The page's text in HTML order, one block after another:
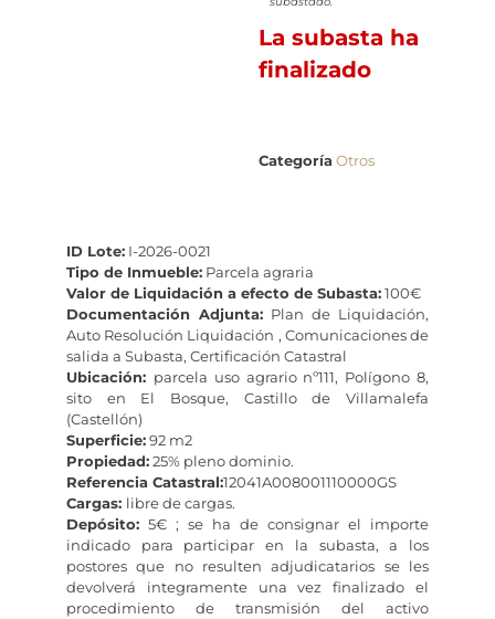
La subasta ha
finalizado
CategoríaOtros
ID Lote: I-2026-0021
Tipo de Inmueble: Parcela agraria
Valor de Liquidación a efecto de Subasta:100€
Documentación Adjunta: Plan de Liquidación,
Auto Resolución Liquidación , Comunicaciones de
salida a Subasta, Certificación Catastral
Ubicación: parcela uso agrario nº111, Polígono 8,
sito en El Bosque, Castillo de Villamalefa
(Castellón)
Superficie:92 m2
Propiedad:25% pleno dominio.
Referencia Catastral:12041A008001110000GS
Cargas: libre de cargas.
Depósito: 5€ ; se ha de consignar el importe
indicado para participar en la subasta, a los
postores que no resulten adjudicatarios se les
devolverá integramente una vez finalizado el
procedimiento de transmisión del activo